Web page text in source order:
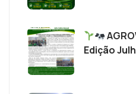
Edição